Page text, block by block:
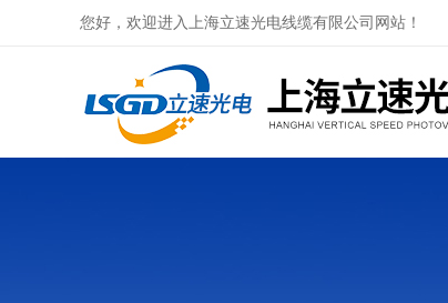
您好，欢迎进入上海立速光电线缆有限公司网站！